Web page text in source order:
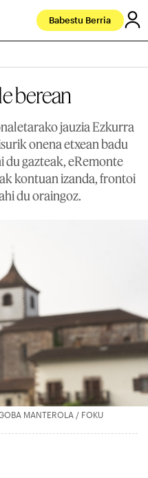
Babestu Berria
berean
jauzia Ezkurra
onena etxean badu
du gazteak, eRemonte
kontuan izanda, frontoi
du oraingoz.
MANTEROLA / FOKU